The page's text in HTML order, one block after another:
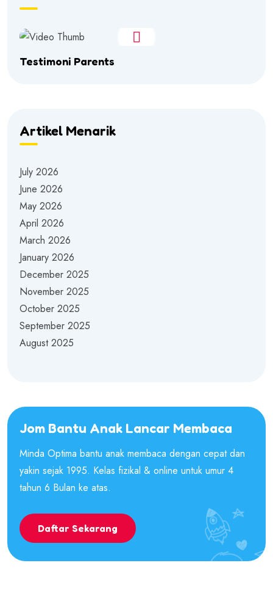
Testimoni Parents
Artikel Menarik
July 2026
June 2026
May 2026
April 2026
March 2026
January 2026
December 2025
November 2025
October 2025
September 2025
August 2025
Jom Bantu Anak Lancar Membaca
Minda Optima bantu anak membaca dengan cepat dan
yakin sejak 1995. Kelas fizikal & online untuk umur 4
tahun 6 Bulan ke atas.
Daftar Sekarang